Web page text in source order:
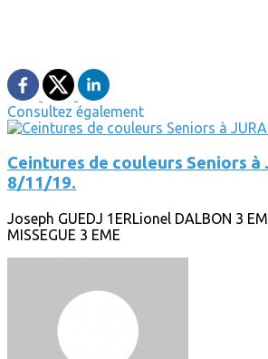
Consultez également
Ceintures de couleurs Seniors à
8/11/19.
Joseph GUEDJ 1ERLionel DALBON 3
MISSEGUE 3 EME